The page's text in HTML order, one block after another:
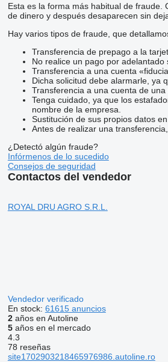
Esta es la forma más habitual de
de dinero y después desaparecen sin
Hay varios tipos de fraude, que
Transferencia de prepago a la
No realice un pago por
Transferencia a una cuenta
Dicha solicitud debe alarmarle, ya
Transferencia a una cuenta de
Tenga cuidado, ya que los
nombre de la empresa.
Sustitución de sus propios datos
Antes de realizar una
¿Detectó algún fraude?
Infórmenos de lo sucedido
Consejos de seguridad
Contactos del vendedor
ROYAL DRU AGRO S.R.L.
Vendedor verificado
En stock: 61615 anuncios
2años en Autoline
5años en el mercado
4.3
78 reseñas
site1702903218465976986.autoline.ro